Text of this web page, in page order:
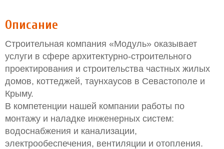
Описание
Строительная компания «Модуль» оказывает
услуги в сфере архитектурно-строительного
проектирования и строительства частных жилых
домов, коттеджей, таунхаусов в Севастополе и
Крыму.
В компетенции нашей компании работы по
монтажу и наладке инженерных систем:
водоснабжения и канализации,
электрообеспечения, вентиляции и отопления.